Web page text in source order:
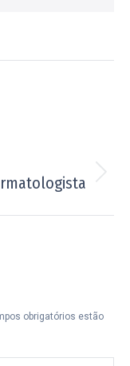
obrigatórios estão